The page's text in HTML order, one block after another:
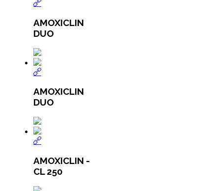
AMOXICLIN
DUO
AMOXICLIN
DUO
AMOXICLIN -
CL 250